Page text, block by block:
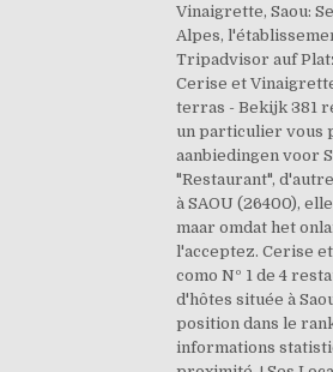
Vinaigrette, Saou:
Alpes,
Tripadvisor auf
Cerise et
terras - Bekijk 381
un particulier vous
aanbiedingen voor
"Restaurant",
à SAOU (26400),
maar omdat het
l'acceptez. Cerise
como Nº 1 de 4
d'hôtes située à
position dans le
informations